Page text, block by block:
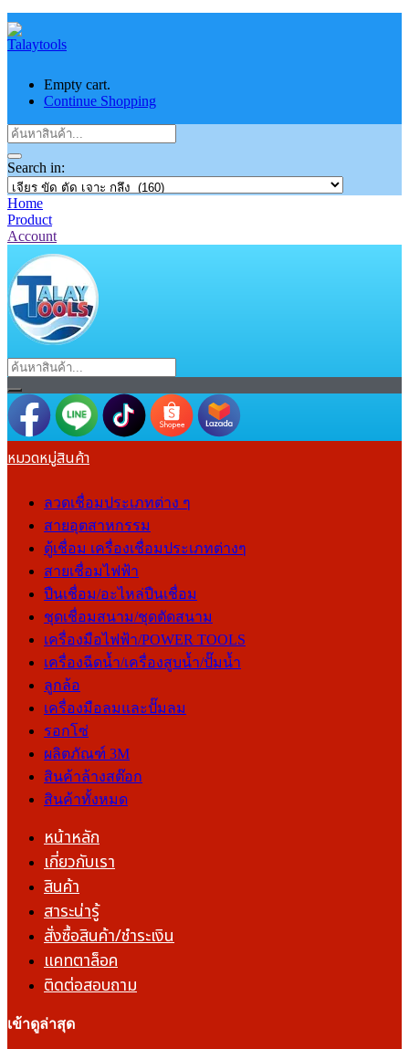
Empty cart.
Continue Shopping
Search in:
Home
Product
Account
หมวดหมู่สินค้า
ลวดเชื่อมประเภทต่าง ๆ
สายอุตสาหกรรม
ตู้เชื่อม เครื่องเชื่อมประเภทต่างๆ
สายเชื่อมไฟฟ้า
ปืนเชื่อม/อะไหล่ปืนเชื่อม
ชุดเชื่อมสนาม/ชุดตัดสนาม
เครื่องมือไฟฟ้า/POWER TOOLS
เครื่องฉีดน้ำ/เครื่องสูบน้ำ/ปั๊มน้ำ
ลูกล้อ
เครื่องมือลมและปั๊มลม
รอกโซ่
ผลิตภัณฑ์ 3M
สินค้าล้างสต๊อก
สินค้าทั้งหมด
หน้าหลัก
เกี่ยวกับเรา
สินค้า
สาระน่ารู้
สั่งซื้อสินค้า/ชำระเงิน
แคทตาล็อค
ติดต่อสอบถาม
เข้าดูล่าสุด